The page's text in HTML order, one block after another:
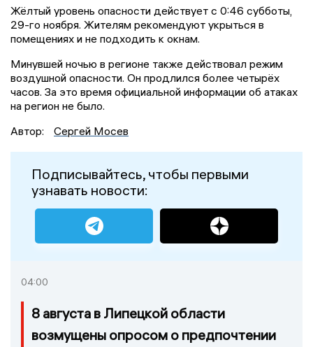
Жёлтый уровень опасности действует с 0:46 субботы,
29-го ноября. Жителям рекомендуют укрыться в
помещениях и не подходить к окнам.
Минувшей ночью в регионе также действовал режим
воздушной опасности. Он продлился более четырёх
часов. За это время официальной информации об атаках
на регион не было.
Автор:
Сергей Мосев
Подписывайтесь, чтобы первыми
узнавать новости:
04:00
8 августа в Липецкой области
возмущены опросом о предпочтении